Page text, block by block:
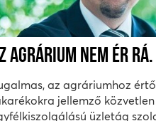
AGRÁRIUM NEM ÉR RÁ.
az agráriumhoz
jellemző közvetlen
üzletág